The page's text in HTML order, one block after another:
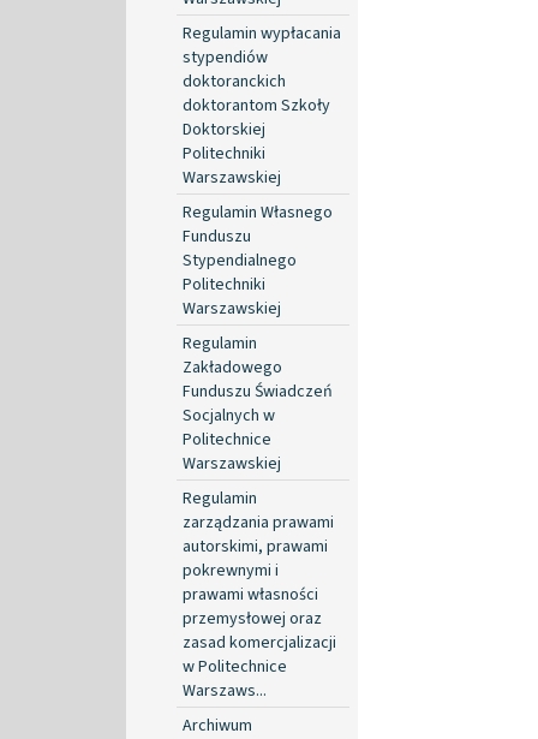
Regulamin wypłacania
stypendiów
doktoranckich
doktorantom Szkoły
Doktorskiej
Politechniki
Warszawskiej
Regulamin Własnego
Funduszu
Stypendialnego
Politechniki
Warszawskiej
Regulamin
Zakładowego
Funduszu Świadczeń
Socjalnych w
Politechnice
Warszawskiej
Regulamin
zarządzania prawami
autorskimi, prawami
pokrewnymi i
prawami własności
przemysłowej oraz
zasad komercjalizacji
w Politechnice
Warszaws...
Archiwum